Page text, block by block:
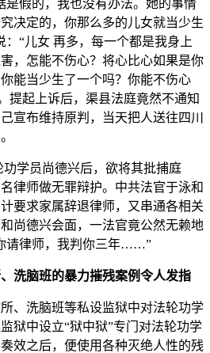
是假的，我也没有办法。她的事情
决定的，你那么多的儿女就当少生
：“儿女 再多，每一个都是我身上
，怎能不伤心？将心比心如果是你
能当少生了一个吗？你能不伤心
提起上诉后，渠县法庭竟然不通知
宣布维持原判，当天把人送往四川
学员尚德兴后，欲将其批捕庭
律师做无罪辩护。中共法官于泳和
要求家属辞退律师，又串通各相关
尚德兴会面，一法官竟公然无赖地
请律师，我判你三年……”
洗脑班的暴力摧残案例令人发指
、洗脑班等私设监狱中对法轮功学
狱中设立“狱中狱”专门对法轮功学
效之后，便使用各种灭绝人性的残